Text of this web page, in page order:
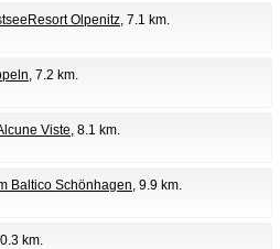
Olpenitz, 7.1 km.
, 7.2 km.
Viste, 8.1 km.
Baltico Schönhagen, 9.9 km.
km.